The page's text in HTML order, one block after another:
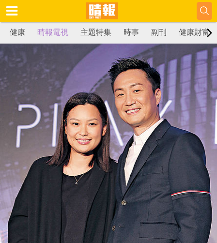
健康 晴報電視 主題特集 時事 副刊 健康財富